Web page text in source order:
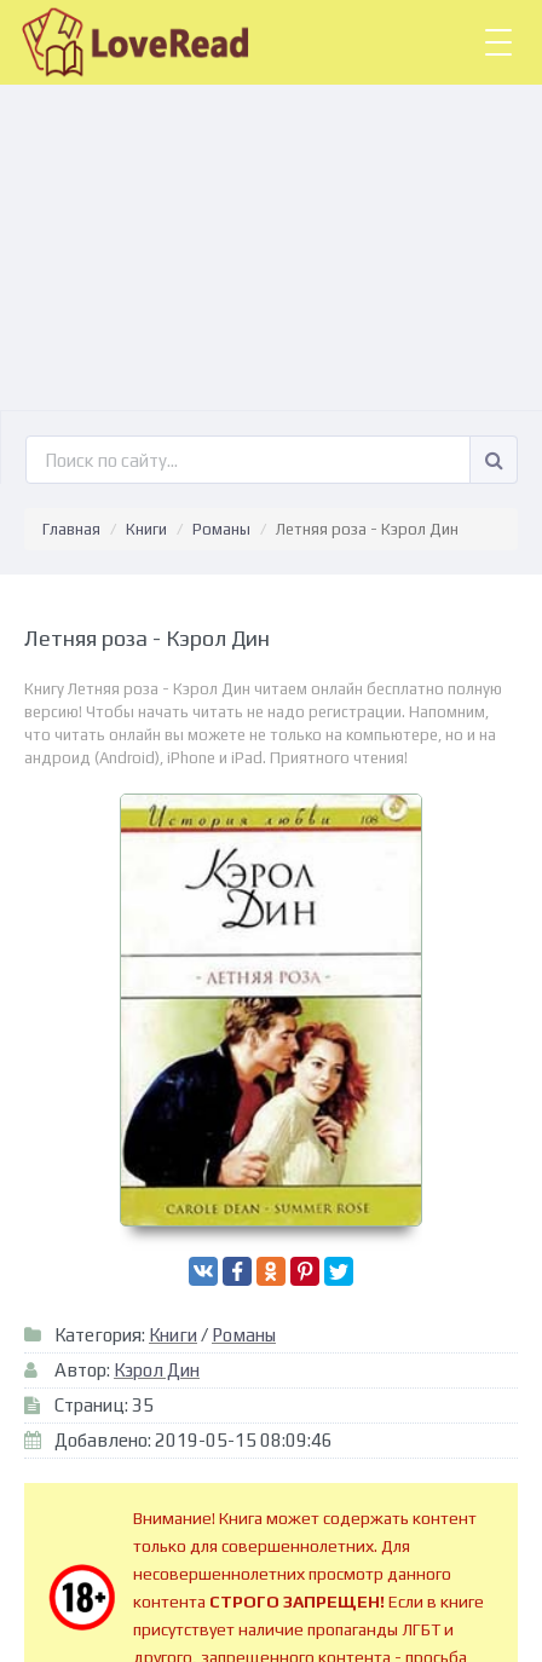
Главная Книги Романы Летняя роза - Кэрол Дин
Летняя роза - Кэрол Дин
Книгу Летняя роза - Кэрол Дин читаем онлайн бесплатно полную
версию! Чтобы начать читать не надо регистрации. Напомним,
что читать онлайн вы можете не только на компьютере, но и на
андроид (Android), iPhone и iPad. Приятного чтения!
Категория: Книги / Романы
Автор: Кэрол Дин
Страниц: 35
Добавлено: 2019-05-15 08:09:46
Внимание! Книга может содержать контент
только для совершеннолетних. Для
несовершеннолетних просмотр данного
контента СТРОГО ЗАПРЕЩЕН!Если в книге
присутствует наличие пропаганды ЛГБТ и
другого, запрещенного контента - просьба